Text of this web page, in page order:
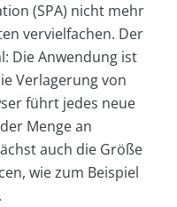
(SPA) nicht mehr
vervielfachen. Der
Die Anwendung ist
Verlagerung von
führt jedes neue
Menge an
auch die Größe
wie zum Beispiel